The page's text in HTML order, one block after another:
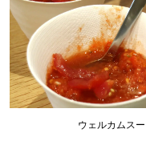
ウェルカムス